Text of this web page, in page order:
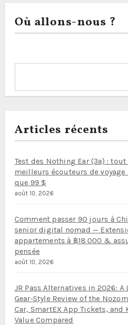
Où allons-nous ?
Articles récents
Test des Nothing Ear (3a) :
meilleurs écouteurs de
que 99 $
août 10, 2026
Comment passer 90 jours à
senior digital nomad —
appartements à ฿18 000 &
pensée
août 10, 2026
JR Pass Alternatives in 2026: A
Gear‑Style Review of the
Car, SmartEX App Tickets, and
Value Compared